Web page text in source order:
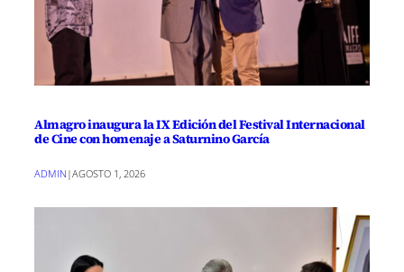
Almagro inaugura la IX Edición del Festival Internacional
de Cine con homenaje a Saturnino García
ADMIN |AGOSTO 1, 2026